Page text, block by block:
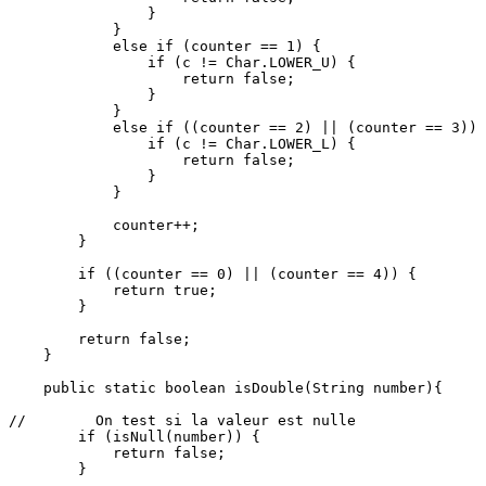
                }
            }
            else if (counter == 1) {
                if (c != Char.LOWER_U) {
                    return false;
                }
            }
else if ((counter == 2) || (counter == 3))
                if (c != Char.LOWER_L) {
                    return false;
                }
            }
            counter++;
        }
        if ((counter == 0) || (counter == 4)) {
            return true;
        }
        return false;
    }
    public static boolean isDouble(String number){
//        On test si la valeur est nulle
        if (isNull(number)) {
            return false;
        }